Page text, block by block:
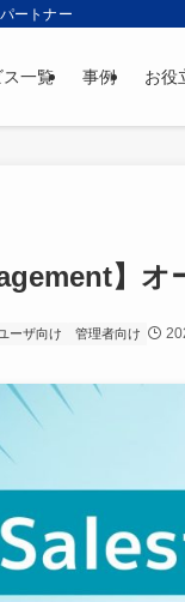
ートナー
一覧 事例 お役
】
ユーザ向け 管理者向け